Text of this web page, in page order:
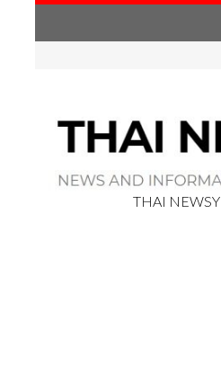
THAI NEWSY